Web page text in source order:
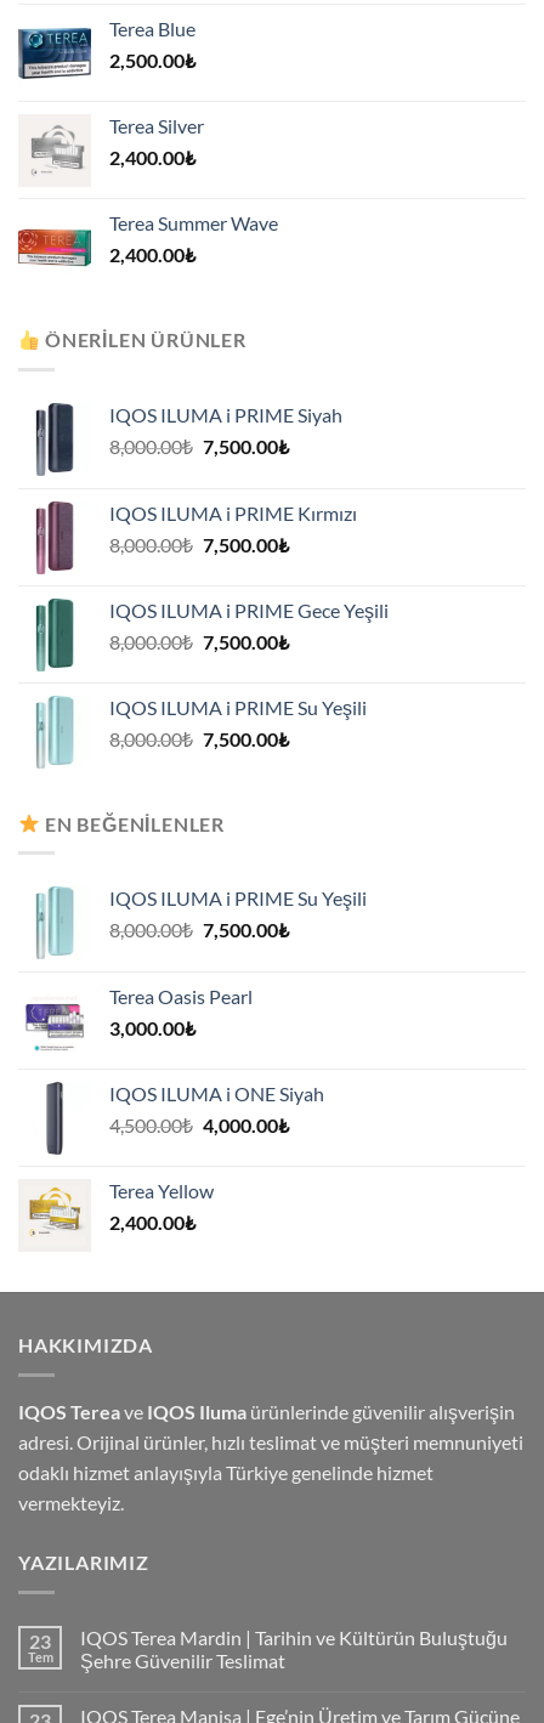
Terea Blue
2,500.00₺
Terea Silver
2,400.00₺
Terea Summer Wave
2,400.00₺
ÖNERILEN ÜRÜNLER
IQOS ILUMA i PRIME Siyah
8,000.00₺ Orijinal
7,500.00₺Şu
7,500.00₺.
IQOS ILUMA i PRIME Kırmızı
8,000.00₺ Orijinal
7,500.00₺Şu
7,500.00₺.
IQOS ILUMA i PRIME Gece Yeşili
8,000.00₺ Orijinal
7,500.00₺Şu
7,500.00₺.
IQOS ILUMA i PRIME Su Yeşili
8,000.00₺ Orijinal
7,500.00₺Şu
EN BEĞENILENLER
IQOS ILUMA i PRIME Su Yeşili
8,000.00₺ Orijinal
7,500.00₺Şu
Terea Oasis Pearl
3,000.00₺
IQOS ILUMA i ONE Siyah
4,500.00₺ Orijinal
4,000.00₺Şu
Terea Yellow
2,400.00₺
HAKKIMIZDA
IQOS Tereave IQOS Iluma ürünlerinde güvenilir alışverişin
adresi. Orijinal ürünler, hızlı teslimat ve müşteri memnuniyeti
odaklı hizmet anlayışıyla Türkiye genelinde hizmet
vermekteyiz.
YAZILARIMIZ
23
Tem
IQOS Terea Mardin | Tarihin ve Kültürün Buluştuğu
Şehre Güvenilir Teslimat
IQOS Terea Manisa | Ege’nin Üretim ve Tarım Gücüne